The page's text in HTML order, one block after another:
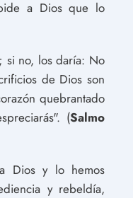
a Dios que lo
si no, los daría: No
de Dios son
quebrantado
(Salmo
Dios y lo hemos
y rebeldía,